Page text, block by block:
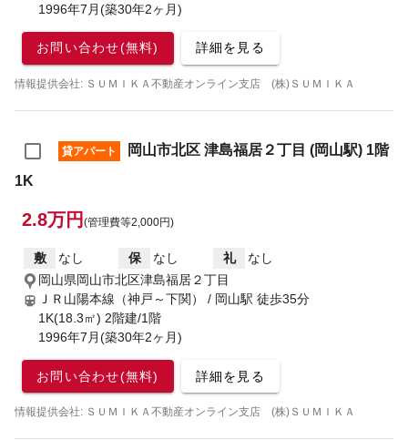
1996年7月(築30年2ヶ月)
お問い合わせ(無料) 詳細を見る
情報提供会社: ＳＵＭＩＫＡ不動産オンライン支店 (株)ＳＵＭＩＫＡ
貸アパート
岡山市北区 津島福居２丁目 (岡山駅) 1階
1K
2.8万円 (管理費等2,000円)
敷 なし 保 なし 礼
なし
岡山県岡山市北区津島福居２丁目
ＪＲ山陽本線（神戸～下関） / 岡山駅 徒歩35分
1K(18.3㎡) 2階建/1階
1996年7月(築30年2ヶ月)
お問い合わせ(無料) 詳細を見る
情報提供会社: ＳＵＭＩＫＡ不動産オンライン支店 (株)ＳＵＭＩＫＡ